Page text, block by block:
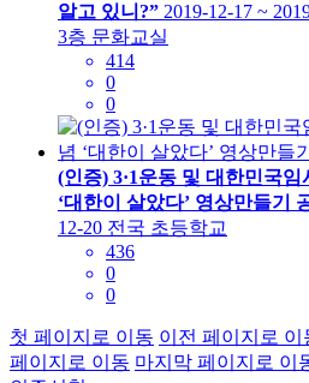
알고 있니?” 2019-12-17 ~
3층 문화교실
414
0
0
(인증) 3·1운동 및 대한민국
‘대한이 살았다’ 영상만들기
12-20 전국 초등학교
436
0
0
첫 페이지로 이동 이전 페이지로 이
페이지로 이동 마지막 페이지로 이